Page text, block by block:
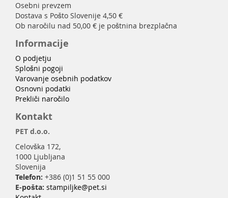
Osebni prevzem
Dostava s Pošto Slovenije 4,50 €
Ob naročilu nad 50,00 € je poštnina brezplačna
Informacije
O podjetju
Splošni pogoji
Varovanje osebnih podatkov
Osnovni podatki
Prekliči naročilo
Kontakt
PET d.o.o.
Celovška 172,
1000 Ljubljana
Slovenija
Telefon: +386 (0)1 51 55 000
E-pošta: stampiljke@pet.si